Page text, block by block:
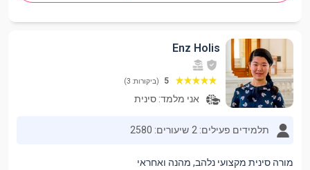
Enz Holis
5 (ביקורות: 3)
אני מלמד: סינית
תלמידים פעילים: 2 שיעורים: 2580
מורה סינית מקצועי נלהב, מהנה ואחראי